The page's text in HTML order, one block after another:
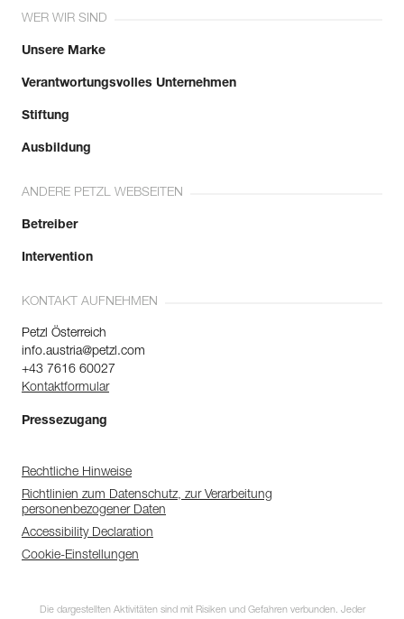
WER WIR SIND
Unsere Marke
Verantwortungsvolles Unternehmen
Stiftung
Ausbildung
ANDERE PETZL WEBSEITEN
Betreiber
Intervention
KONTAKT AUFNEHMEN
Petzl Österreich
info.austria@petzl.com
+43 7616 60027
Kontaktformular
Pressezugang
Rechtliche Hinweise
Richtlinien zum Datenschutz, zur Verarbeitung
personenbezogener Daten
Accessibility Declaration
Cookie-Einstellungen
Die dargestellten Aktivitäten sind mit Risiken und Gefahren verbunden. Jeder